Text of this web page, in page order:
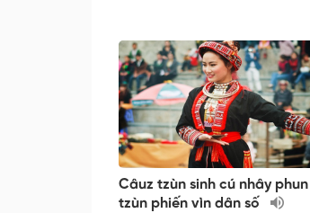
Câuz tzùn sinh cú nhây
tzùn phiến vìn dân số